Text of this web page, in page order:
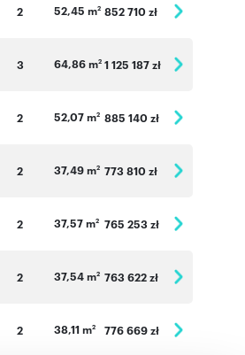
2 52,45 m2 852 710 zł
3 64,86 m2 1 125 187 zł
2 52,07 m2 885 140 zł
2 37,49 m2 773 810 zł
2 37,57 m2 765 253 zł
2 37,54 m2 763 622 zł
2 38,11 m2 776 669 zł